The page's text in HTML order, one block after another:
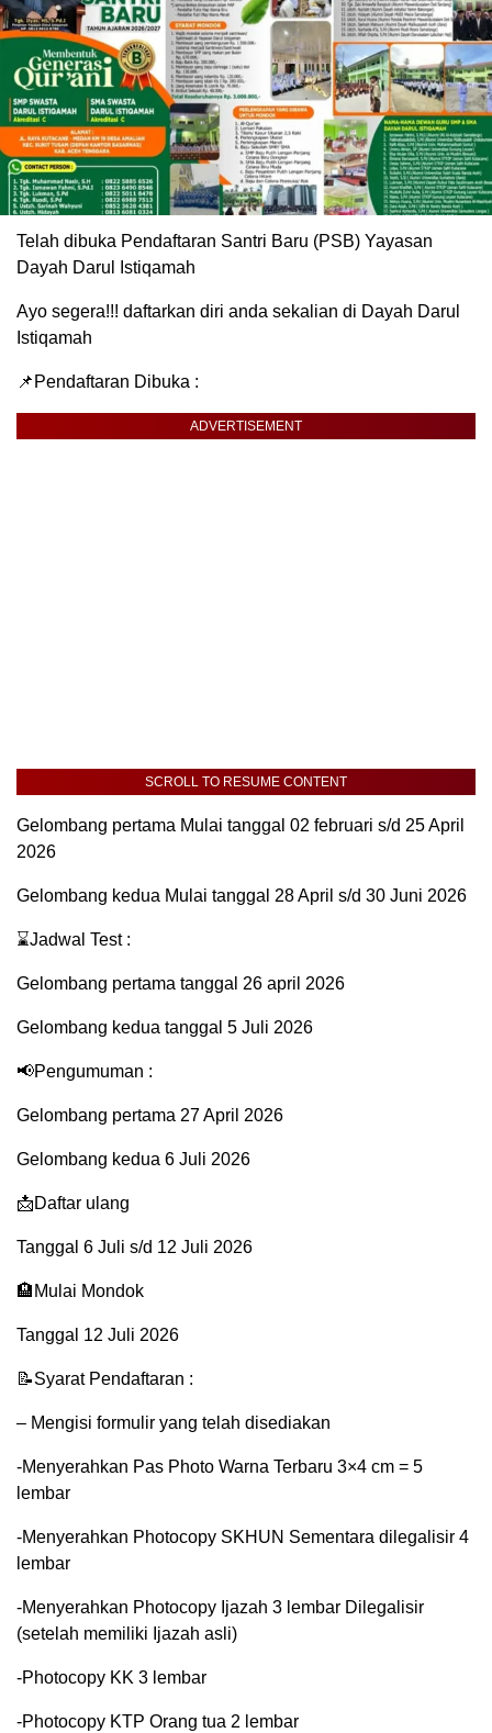
Telah dibuka Pendaftaran Santri Baru (PSB) Yayasan
Dayah Darul Istiqamah
Ayo segera!!! daftarkan diri anda sekalian di Dayah Darul
Istiqamah
📌Pendaftaran Dibuka :
ADVERTISEMENT
SCROLL TO RESUME CONTENT
Gelombang pertama Mulai tanggal 02 februari s/d 25 April
2026
Gelombang kedua Mulai tanggal 28 April s/d 30 Juni 2026
⌛Jadwal Test :
Gelombang pertama tanggal 26 april 2026
Gelombang kedua tanggal 5 Juli 2026
📢Pengumuman :
Gelombang pertama 27 April 2026
Gelombang kedua 6 Juli 2026
📩Daftar ulang
Tanggal 6 Juli s/d 12 Juli 2026
🏨Mulai Mondok
Tanggal 12 Juli 2026
📝Syarat Pendaftaran :
– Mengisi formulir yang telah disediakan
-Menyerahkan Pas Photo Warna Terbaru 3×4 cm = 5
lembar
-Menyerahkan Photocopy SKHUN Sementara dilegalisir 4
lembar
-Menyerahkan Photocopy Ijazah 3 lembar Dilegalisir
(setelah memiliki Ijazah asli)
-Photocopy KK 3 lembar
-Photocopy KTP Orang tua 2 lembar